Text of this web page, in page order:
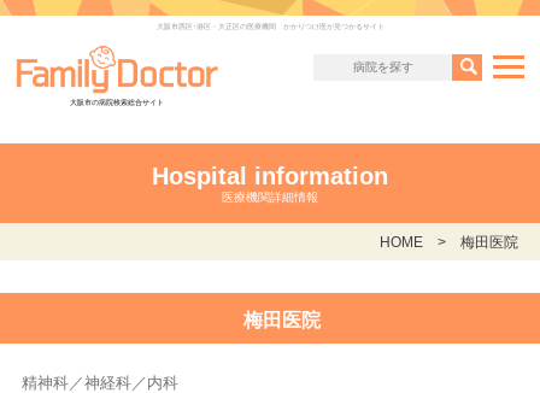
大阪市西区･港区・大正区の医療機関 かかりつけ医が見つかるサイト
大阪市の病院検索総合サイト
Hospital information
医療機関詳細情報
HOME 梅田医院
梅田医院
精神科／神経科／内科